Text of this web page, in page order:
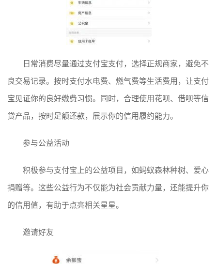
日常消费尽量通过支付宝支付，选择正规商家，避免不
良交易记录。按时支付水电费、燃气费等生活费用，让支付
宝见证你的良好缴费习惯。同时，合理使用花呗、借呗等信
贷产品，按时足额还款，展示你的信用履约能力。
参与公益活动
积极参与支付宝上的公益项目，如蚂蚁森林种树、爱心
捐赠等。这些公益行为不仅能为社会贡献力量，还能提升你
的信用值，有助于点亮相关星星。
邀请好友